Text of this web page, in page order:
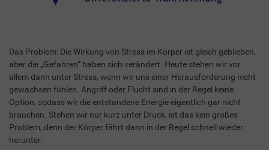
Das Problem: Die Wirkung von Stress im Körper ist gleich geblieben,
aber die „Gefahren“ haben sich verändert. Heute stehen wir vor
allem dann unter Stress, wenn wir uns einer Herausforderung nicht
gewachsen fühlen. Angriff oder Flucht sind in der Regel keine
Option, sodass wir die entstandene Energie eigentlich gar nicht
brauchen. Stehen wir nur kurz unter Druck, ist das kein großes
Problem, denn der Körper fährt dann in der Regel schnell wieder
herunter.